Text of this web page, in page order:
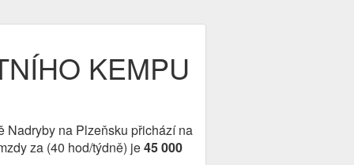
KEMPU
Nadryby na Plzeňsku přichází na
za (40 hod/týdně) je45 000